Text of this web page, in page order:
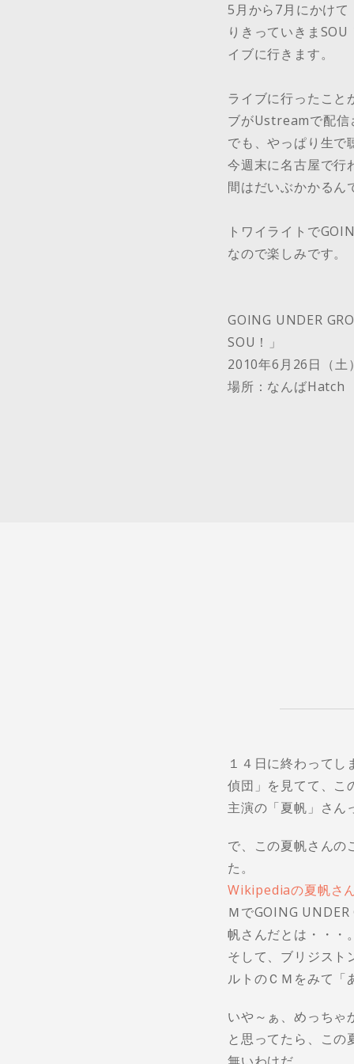
5月から7月にかけて
りきっていきま
イブに行きます。
ライブに行ったこと
ブがUstreamで配信
でも、やっぱり生で
今週末に名古屋で行
間はだいぶかかるん
トワイライトで
なので楽しみです。
GOING UNDER
SOU！」
2010年6月26日（土
場所：なんばHatch
１４日に終わって
偵団」を見てて、こ
主演の「夏帆」さん
で、この夏帆さんの
た。
Wikipediaの夏帆さ
ＭでGOING
帆さんだとは・・・
そして、ブリジスト
ルトのＣＭをみて「
いや～ぁ、めっちゃ
と思ってたら、こ